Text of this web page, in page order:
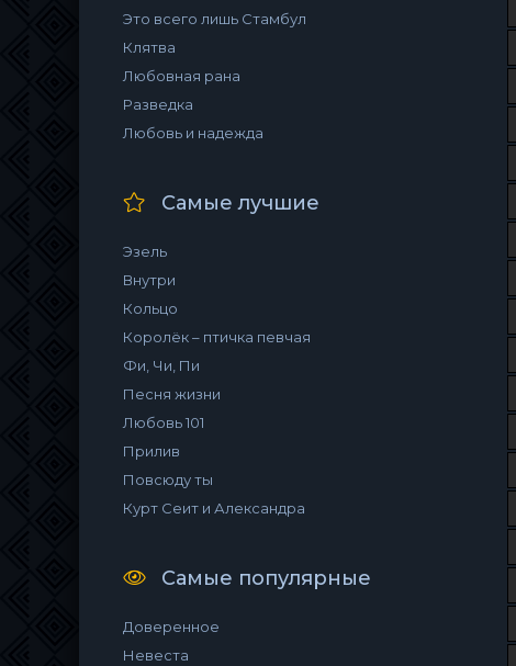
Это всего лишь Стамбул
Клятва
Любовная рана
Разведка
Любовь и надежда
Самые лучшие
Эзель
Внутри
Кольцо
Королёк – птичка певчая
Фи, Чи, Пи
Песня жизни
Любовь 101
Прилив
Повсюду ты
Курт Сеит и Александра
Самые популярные
Доверенное
Невеста